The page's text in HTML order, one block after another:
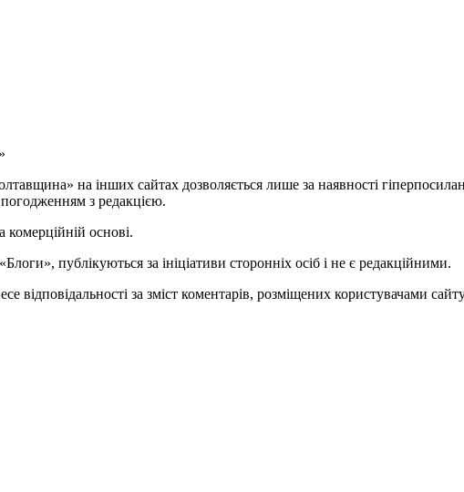
на інших сайтах дозволяється лише за наявності
з редакцією.
комерційній основі.
публікуються за ініціативи сторонніх осіб і не є редакційними.
відповідальності за зміст коментарів, розміщених користувачами